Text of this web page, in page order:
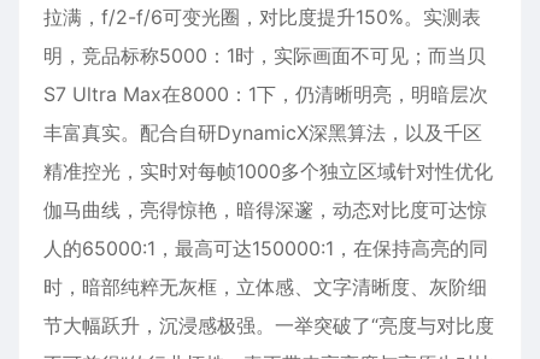
拉满，f/2-f/6可变光圈，对比度提升150%。实测表
明，竞品标称5000：1时，实际画面不可见；而当贝
S7 Ultra Max在8000：1下，仍清晰明亮，明暗层次
丰富真实。配合自研DynamicX深黑算法，以及千区
精准控光，实时对每帧1000多个独立区域针对性优化
伽马曲线，亮得惊艳，暗得深邃，动态对比度可达惊
人的65000:1，最高可达150000:1，在保持高亮的同
时，暗部纯粹无灰框，立体感、文字清晰度、灰阶细
节大幅跃升，沉浸感极强。一举突破了“亮度与对比度